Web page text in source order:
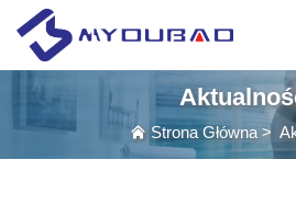
Strona Główna>